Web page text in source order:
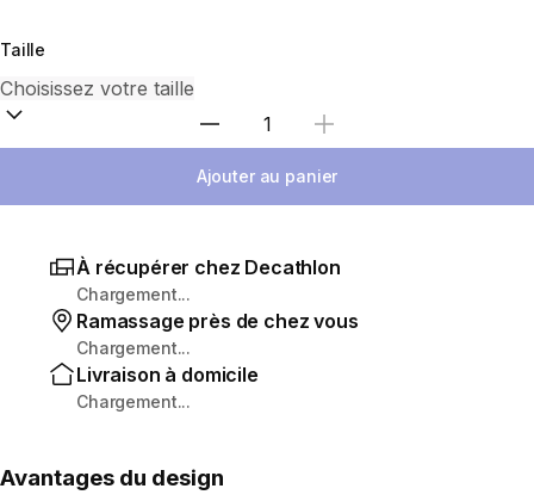
Taille
Sélectionnez la quantité
Ajouter au panier
À récupérer chez Decathlon
Chargement...
Ramassage près de chez vous
Chargement...
Livraison à domicile
Chargement...
Avantages du design